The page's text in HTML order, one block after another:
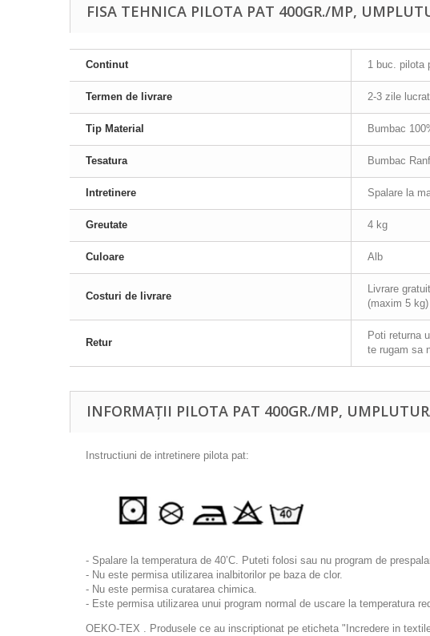
FISA TEHNICA PILOTA PAT 400GR./MP,
Continut 1 buc. pilota
Termen de livrare 2-3 zile
Tip Material Bumbac
Tesatura Bumbac
Intretinere Spalare la
Greutate 4 kg
Culoare Alb
Costuri de livrare
Livrare
(maxim 5
Retur
Poti returna
te rugam sa
INFORMAȚII PILOTA PAT 400GR./MP,
Instructiuni de intretinere pilota pat:
- Spalare la temperatura de 40’C. Puteti folosi sau nu program de
- Nu este permisa utilizarea inalbitorilor pe baza de clor.
- Nu este permisa curatarea chimica.
- Este permisa utilizarea unui program normal de uscare la temperatura
OEKO-TEX . Produsele ce au inscriptionat pe eticheta "Incredere in